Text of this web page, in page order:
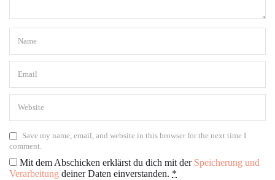
Save my name, email, and website in this browser for the next time I
comment.
Mit dem Abschicken erklärst du dich mit der Speicherung und
Verarbeitung deiner Daten einverstanden. *